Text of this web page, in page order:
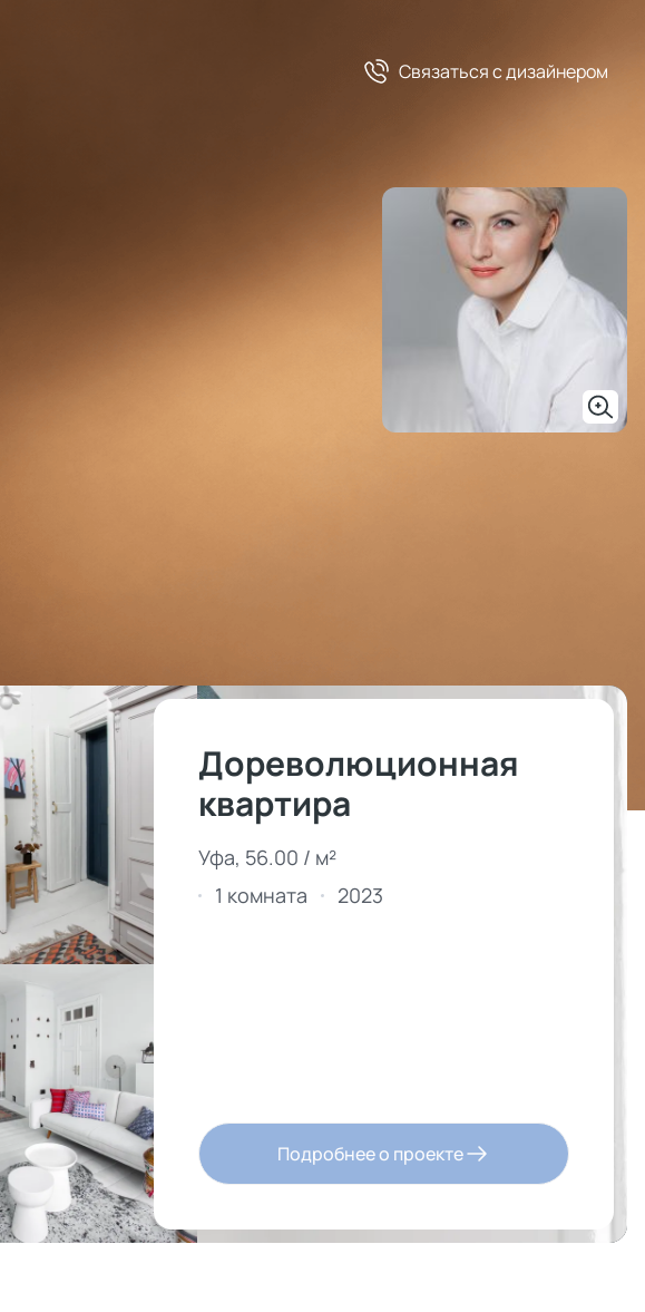
Связаться c дизайнером
Дореволюционная
квартира
Уфа, 56.00 / м²
1 комната
2023
Подробнее о проекте